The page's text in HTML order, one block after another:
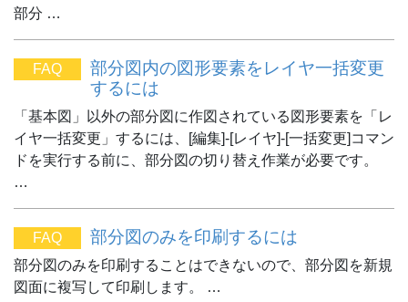
部分 …
FAQ
部分図内の図形要素をレイヤ一括変更
するには
「基本図」以外の部分図に作図されている図形要素を「レ
イヤ一括変更」するには、[編集]-[レイヤ]-[一括変更]コマン
ドを実行する前に、部分図の切り替え作業が必要です。
…
FAQ 部分図のみを印刷するには
部分図のみを印刷することはできないので、部分図を新規
図面に複写して印刷します。 …